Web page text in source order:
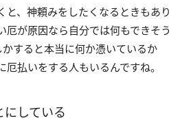
と、神頼みをしたくなるときもあり
厄が原因なら自分では何もできそう
すると本当に何か憑いているか
払いをする人もいるんですね。
している